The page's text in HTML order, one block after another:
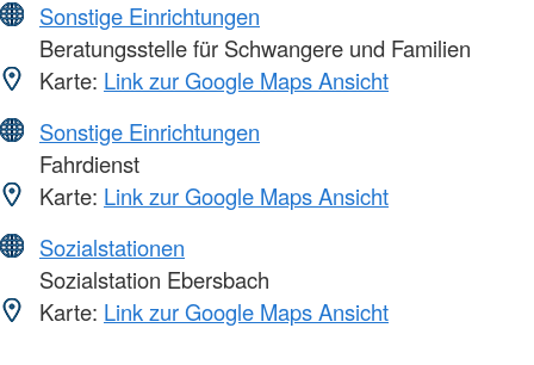
Sonstige Einrichtungen
Beratungsstelle für Schwangere und Familien
Karte: Link zur Google Maps Ansicht
Sonstige Einrichtungen
Fahrdienst
Karte: Link zur Google Maps Ansicht
Sozialstationen
Sozialstation Ebersbach
Karte: Link zur Google Maps Ansicht